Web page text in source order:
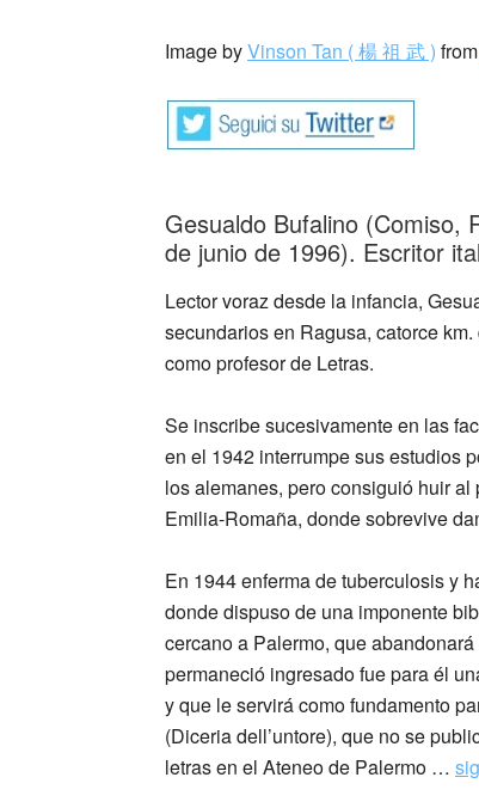
Image byVinson Tan ( 楊 祖 武 ) from
Gesualdo Bufalino (Comiso,
de junio de 1996). Escritor
Lector voraz desde la infancia,
secundarios en Ragusa, catorce
como profesor de Letras.
Se inscribe sucesivamente en las
en el 1942 interrumpe sus estudios
los alemanes, pero consiguió huir
Emilia-Romaña, donde sobrevive
En 1944 enferma de tuberculosis y
donde dispuso de una imponente
cercano a Palermo, que
permaneció ingresado fue para él
y que le servirá como fundamento
(Diceria dell’untore), que no se
letras en el Ateneo de Palermo …